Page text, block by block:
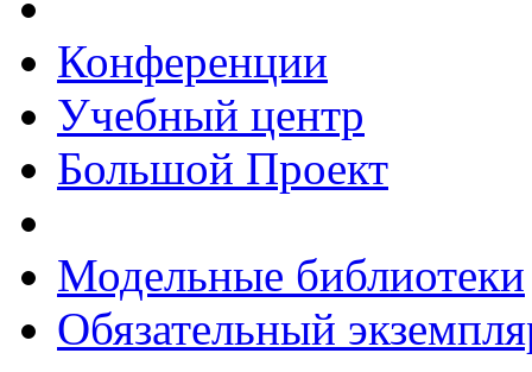
Конференции
Учебный центр
Большой Проект
Модельные библиотеки
Обязательный